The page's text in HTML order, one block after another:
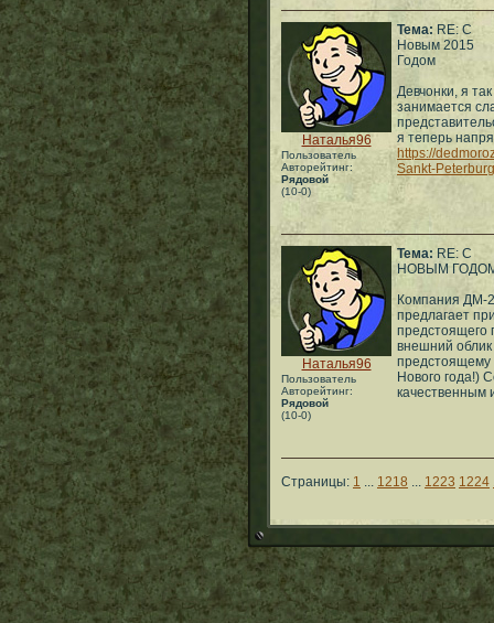
Наталья96
Пользователь
Авторейтинг:
Рядовой
(10-0)
Тема: RE: С
Новым 2015
Годом
Девчонки, я
занимается
я теперь
https://
Sankt-
Наталья96
Пользователь
Авторейтинг:
Рядовой
(10-0)
Тема: RE: С
НОВЫМ
Компания ДМ-
предлагает
предстоящего
внешний облик
предстоящему
Нового года!)
качественным
Страницы: 1 ... 1218 ... 1223 1224